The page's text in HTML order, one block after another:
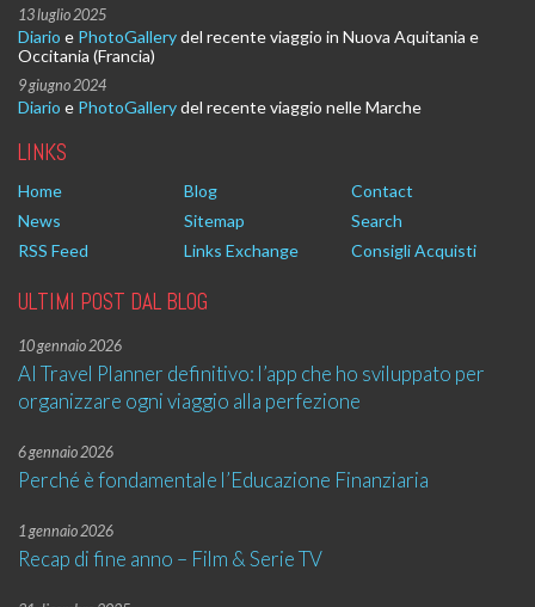
13 luglio 2025
Diario e PhotoGallerydel recente viaggio in Nuova Aquitania e
Occitania (Francia)
9 giugno 2024
Diario e PhotoGallerydel recente viaggio nelle Marche
LINKS
Home Blog
Contact
News
Sitemap
Search
RSS Feed
Links Exchange Consigli Acquisti
ULTIMI POST DAL BLOG
10 gennaio 2026
AI Travel Planner definitivo: l’app che ho sviluppato per
organizzare ogni viaggio alla perfezione
6 gennaio 2026
Perché è fondamentale l’Educazione Finanziaria
1 gennaio 2026
Recap di fine anno – Film & Serie TV